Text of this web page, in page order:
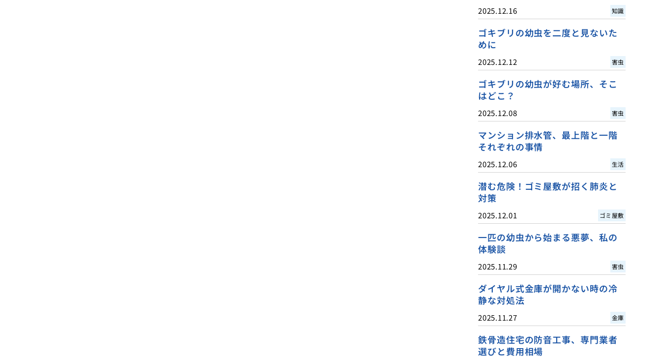
2025.12.16 知識
ゴキブリの幼虫を二度と見ないた
めに
2025.12.12 害虫
ゴキブリの幼虫が好む場所、そこ
はどこ？
2025.12.08 害虫
マンション排水管、最上階と一階
それぞれの事情
2025.12.06 生活
潜む危険！ゴミ屋敷が招く肺炎と
対策
2025.12.01 ゴミ屋敷
一匹の幼虫から始まる悪夢、私の
体験談
2025.11.29 害虫
ダイヤル式金庫が開かない時の冷
静な対処法
2025.11.27 金庫
鉄骨造住宅の防音工事、専門業者
選びと費用相場